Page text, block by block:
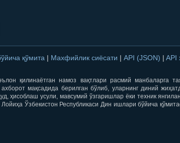
қўмита | Махфийлик сиёсати | API (JSON) | API
қилинаётган намоз вақтлари расмий манбаларга
мақсадида берилган бўлиб, уларнинг диний
ҳисоблаш усули, мавсумий ўзгаришлар ёки техник
Ўзбекистон Республикаси Дин ишлари бўйича